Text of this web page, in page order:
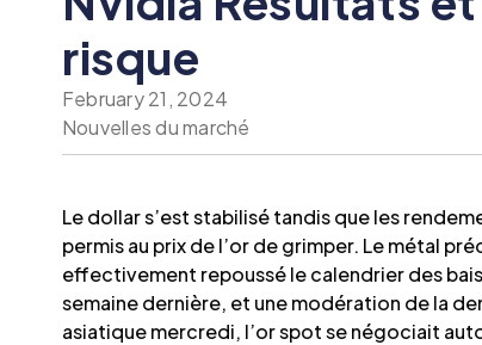
risque
February 21, 2024
Nouvelles du marché
Le dollar s’est stabilisé tandis que les
permis au prix de l’or de grimper. Le métal
effectivement repoussé le calendrier des
semaine dernière, et une modération de la
asiatique mercredi, l’or spot se négociait